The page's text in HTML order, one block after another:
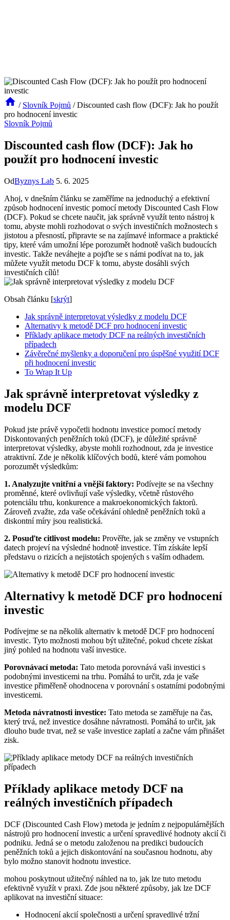
/ Slovník Pojmů / Discounted cash flow (DCF): Jak ho použít
pro hodnocení investic
Slovník Pojmů
Discounted cash flow (DCF): Jak ho
použít pro hodnocení investic
OdByznys Lab 5. 6. 2025
Ahoj, v dnešním článku se zaměříme na jednoduchý a efektivní
způsob hodnocení investic pomocí metody Discounted Cash Flow
(DCF). Pokud se chcete naučit, jak správně využít tento nástroj k
tomu, abyste mohli rozhodovat o svých investičních možnostech s
jistotou a přesností, připravte se na zajímavé informace a praktické
tipy, které vám umožní lépe porozumět hodnotě vašich budoucích
investic. Takže neváhejte a pojďte se s námi podívat na to, jak
můžete využít metodu DCF k tomu, abyste dosáhli svých
investičních cílů!
Obsah článku [skrýt]
Jak správně interpretovat výsledky z modelu DCF
Alternativy k metodě DCF pro hodnocení investic
Příklady aplikace metody DCF na reálných investičních
případech
Závěrečné myšlenky a doporučení pro úspěšné využití DCF
při hodnocení investic
To Wrap It Up
Jak správně interpretovat výsledky z
modelu DCF
Pokud jste právě vypočetli hodnotu investice pomocí metody
Diskontovaných peněžních toků (DCF), je důležité správně
interpretovat výsledky, abyste mohli rozhodnout, zda je investice
atraktivní. Zde je několik klíčových bodů, které vám pomohou
porozumět výsledkům:
1. Analyzujte vnitřní a vnější faktory: Podívejte se na všechny
proměnné, které ovlivňují vaše výsledky, včetně růstového
potenciálu trhu, konkurence a makroekonomických faktorů.
Zároveň zvažte, zda vaše očekávání ohledně peněžních toků a
diskontní míry jsou realistická.
2. Posuďte citlivost modelu: Prověřte, jak se změny ve vstupních
datech projeví na výsledné hodnotě investice. Tím získáte lepší
představu o rizicích a nejistotách spojených s vaším odhadem.
Alternativy k metodě DCF pro hodnocení
investic
Podívejme se na několik alternativ k metodě DCF pro hodnocení
investic. Tyto možnosti mohou být užitečné, pokud chcete získat
jiný pohled na hodnotu vaší investice.
Porovnávací metoda: Tato metoda porovnává vaši investici s
podobnými investicemi na trhu. Pomáhá to určit, zda je vaše
investice přiměřeně ohodnocena v porovnání s ostatními podobnými
investicemi.
Metoda návratnosti investice: Tato metoda se zaměřuje na čas,
který trvá, než investice dosáhne návratnosti. Pomáhá to určit, jak
dlouho bude trvat, než se vaše investice zaplatí a začne vám přinášet
zisk.
Příklady aplikace metody DCF na
reálných investičních případech
DCF (Discounted Cash Flow) metoda je jedním z nejpopulárnějších
nástrojů pro hodnocení investic a určení spravedlivé hodnoty akcií či
podniku. Jedná se o metodu založenou na predikci budoucích
peněžních toků a jejich diskontování na současnou hodnotu, aby
bylo možno stanovit hodnotu investice.
mohou poskytnout užitečný náhled na to, jak lze tuto metodu
efektivně využít v praxi. Zde jsou některé způsoby, jak lze DCF
aplikovat na investiční situace:
Hodnocení akcií společnosti a určení spravedlivé tržní